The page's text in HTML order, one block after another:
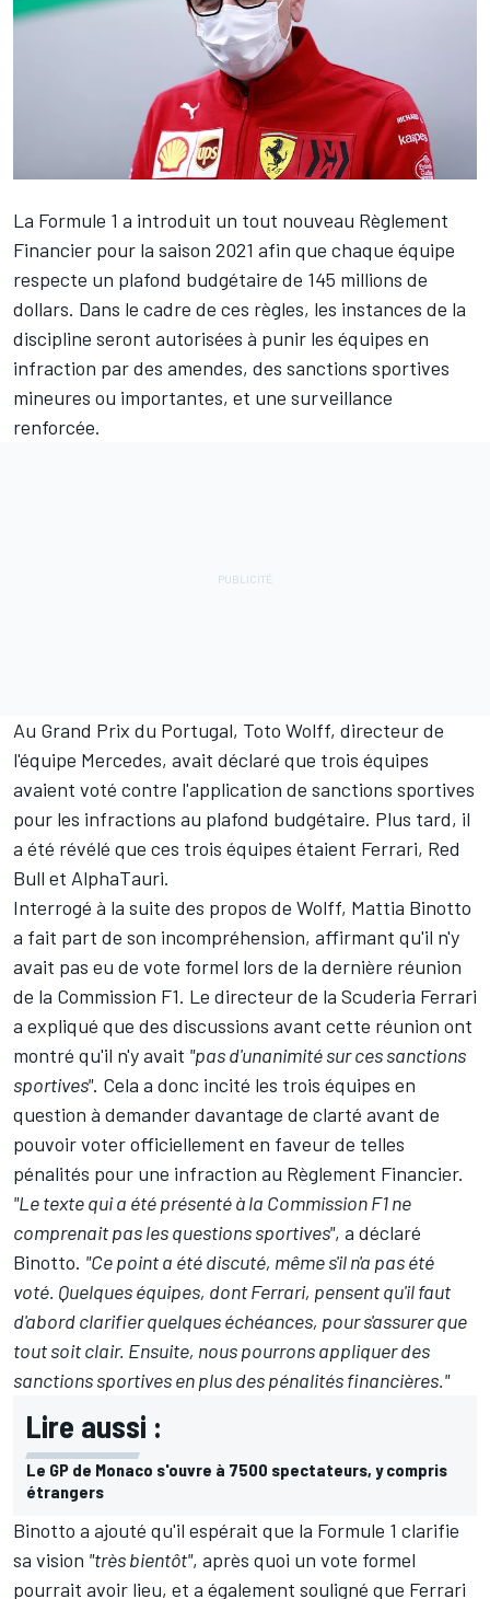
La Formule 1 a introduit un tout nouveau Règlement
Financier pour la saison 2021 afin que chaque équipe
respecte un plafond budgétaire de 145 millions de
dollars. Dans le cadre de ces règles, les instances de la
discipline seront autorisées à punir les équipes en
infraction par des amendes, des sanctions sportives
mineures ou importantes, et une surveillance
renforcée.
Au Grand Prix du Portugal, Toto Wolff, directeur de
l'équipe Mercedes, avait déclaré que trois équipes
avaient voté contre l'application de sanctions sportives
pour les infractions au plafond budgétaire. Plus tard, il
a été révélé que ces trois équipes étaient Ferrari, Red
Bull et AlphaTauri.
Interrogé à la suite des propos de Wolff, Mattia Binotto
a fait part de son incompréhension, affirmant qu'il n'y
avait pas eu de vote formel lors de la dernière réunion
de la Commission F1. Le directeur de la Scuderia Ferrari
a expliqué que des discussions avant cette réunion ont
montré qu'il n'y avait "pas d'unanimité sur ces sanctions
sportives". Cela a donc incité les trois équipes en
question à demander davantage de clarté avant de
pouvoir voter officiellement en faveur de telles
pénalités pour une infraction au Règlement Financier.
"Le texte qui a été présenté à la Commission F1 ne
comprenait pas les questions sportives", a déclaré
Binotto. "Ce point a été discuté, même s'il n'a pas été
voté. Quelques équipes, dont Ferrari, pensent qu'il faut
d'abord clarifier quelques échéances, pour s'assurer que
tout soit clair. Ensuite, nous pourrons appliquer des
sanctions sportives en plus des pénalités financières."
Lire aussi :
Le GP de Monaco s'ouvre à 7500 spectateurs, y compris
étrangers
Binotto a ajouté qu'il espérait que la Formule 1 clarifie
sa vision "très bientôt", après quoi un vote formel
pourrait avoir lieu, et a également souligné que Ferrari